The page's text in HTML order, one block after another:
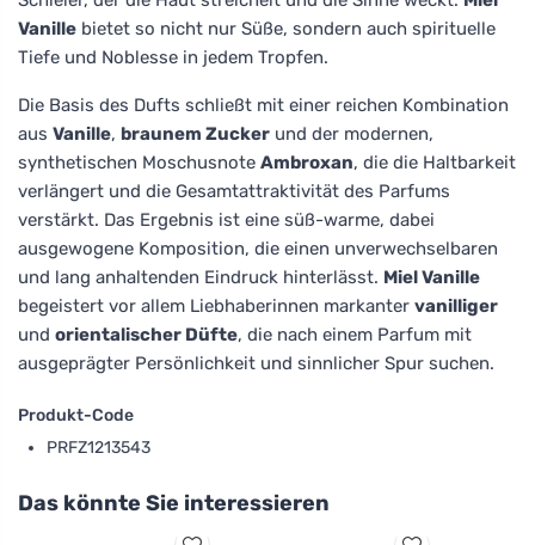
Vanille bietet so nicht nur Süße, sondern auch spirituelle
Tiefe und Noblesse in jedem Tropfen.
Die Basis des Dufts schließt mit einer reichen Kombination
aus Vanille, braunem Zucker und der modernen,
synthetischen Moschusnote Ambroxan, die die Haltbarkeit
verlängert und die Gesamtattraktivität des Parfums
verstärkt. Das Ergebnis ist eine süß-warme, dabei
ausgewogene Komposition, die einen unverwechselbaren
und lang anhaltenden Eindruck hinterlässt. Miel Vanille
begeistert vor allem Liebhaberinnen markanter vanilliger
und orientalischer Düfte, die nach einem Parfum mit
ausgeprägter Persönlichkeit und sinnlicher Spur suchen.
Produkt-Code
PRFZ1213543
Das könnte Sie interessieren